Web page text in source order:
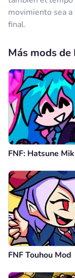
movimiento sea
final.
Más mods
FNF: Hatsune
FNF Touhou Mod